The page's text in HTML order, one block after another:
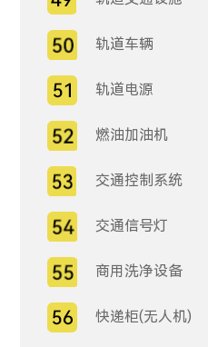
轨道车辆
轨道电源
燃油加油机
交通控制系统
交通信号灯
商用洗净设备
快递柜(无人机)